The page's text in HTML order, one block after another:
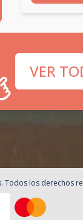
VER
. Todos los derechos